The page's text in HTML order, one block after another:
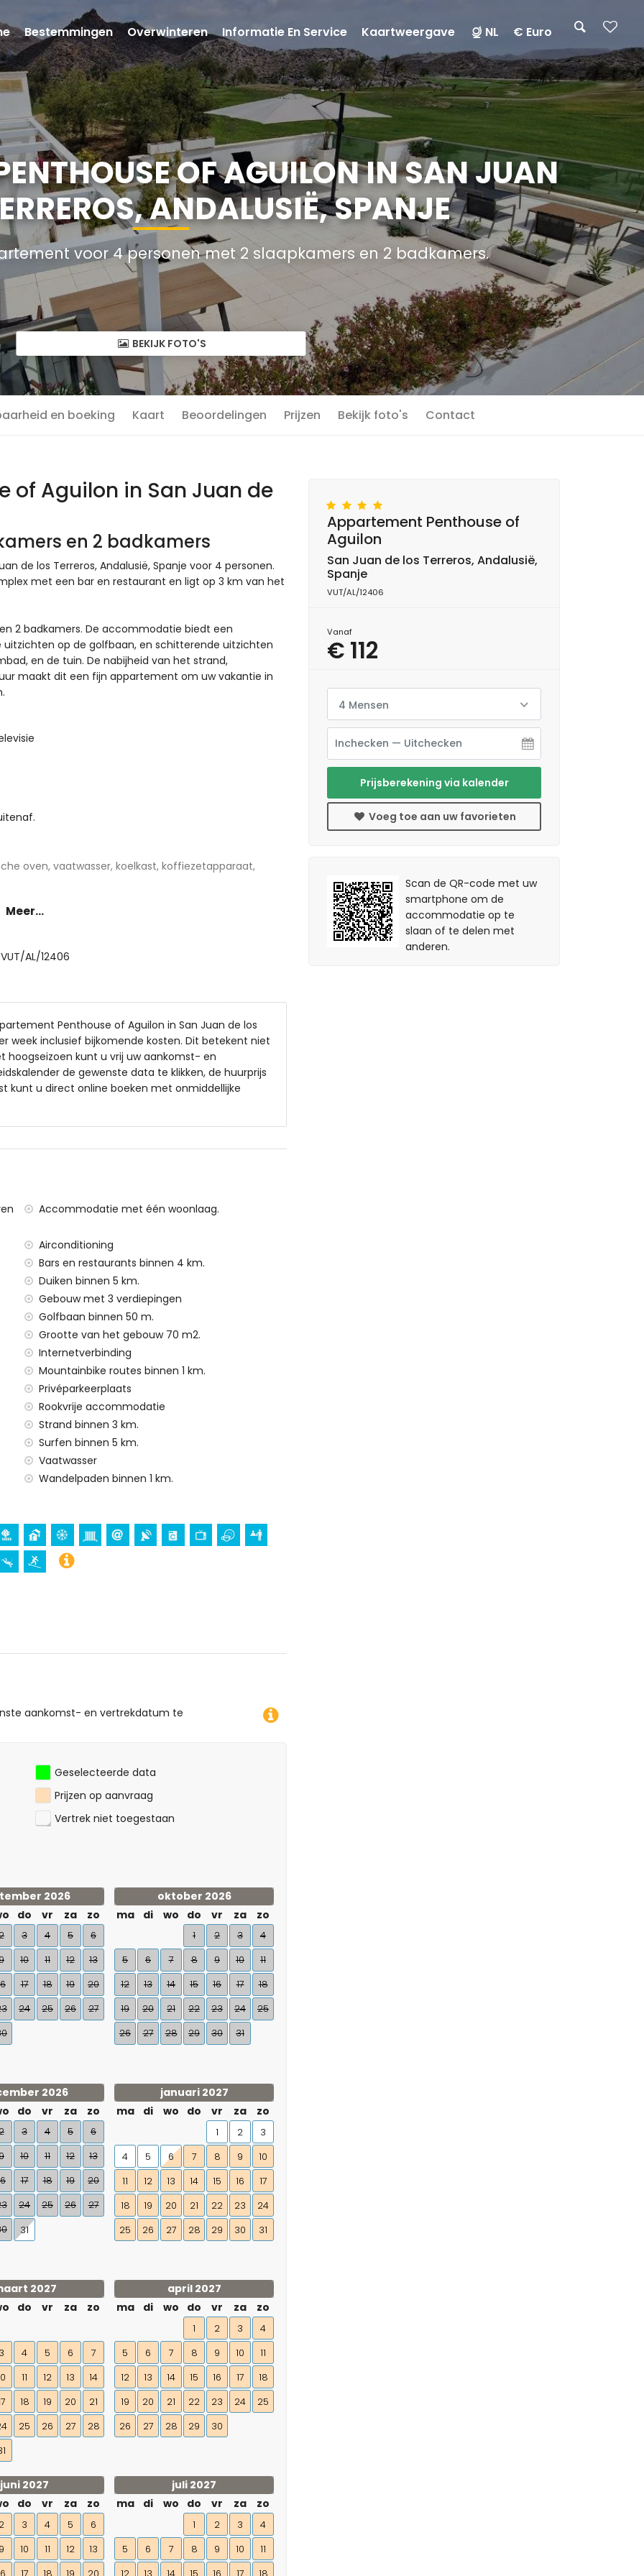
OF AGUILON IN SAN JUAN
ANDALUSIË, SPANJE
voor 4 personen met 2 slaapkamers en 2 badkamers.
BEKIJK FOTO'S
en boeking Kaart Beoordelingen Prijzen Bekijk foto's Contact
of Aguilon in San Juan de
en 2 badkamers
de los Terreros, Andalusië, Spanje voor 4 personen.
met een bar en restaurant en ligt op 3 km van het
2 badkamers. De accommodatie biedt een
op de golfbaan, en schitterende uitzichten
en de tuin. De nabijheid van het strand,
maakt dit een fijn appartement om uw vakantie in
oven, vaatwasser, koelkast, koffiezetapparaat,
(met een afmeting van 200 bij 80 cm)
bidet, toilet, en haardroger
parkeerplaats
3 kilometer van het appartement)
van het appartement)
(binnen 100 kilometer van het appartement)
(> 100 kilometer)
heeft een lift.
met kinderen.
van het appartement
in San Juan de los Terreros, Andalusië
(binnen 5 kilometer van het huis)
van het huis)
de los Terreros, Andalusië
van de accommodatie)
10 kilometer van de accommodatie)
(Águilas) (binnen 25 kilometer van de
Meer...
AL/12406
Penthouse of Aguilon in San Juan de los
week inclusief bijkomende kosten. Dit betekent niet
hoogseizoen kunt u vrij uw aankomst- en
de gewenste data te klikken, de huurprijs
kunt u direct online boeken met onmiddellijke
Accommodatie met één woonlaag.
Airconditioning
Bars en restaurants binnen 4 km.
Duiken binnen 5 km.
Gebouw met 3 verdiepingen
Golfbaan binnen 50 m.
Grootte van het gebouw 70 m2.
Internetverbinding
Mountainbike routes binnen 1 km.
Privéparkeerplaats
Rookvrije accommodatie
Strand binnen 3 km.
Surfen binnen 5 km.
Vaatwasser
Wandelpaden binnen 1 km.
aankomst- en vertrekdatum te
Geselecteerde data
Prijzen op aanvraag
Vertrek niet toegestaan
2026
do vr za zo
3 4 5
6
10 11 12
13
17 18 19
20
24 25 26
27
oktober 2026
ma
di wo do vr za zo
1 2 3
4
5
6 7 8 9 10
11
12
13 14 15 16 17
18
19
20 21 22 23 24
25
26
27 28 29 30 31
2026
do vr za zo
3 4 5
6
10 11 12
13
17 18 19
20
24 25 26
27
31
januari 2027
ma
di wo do vr za zo
1 2
3
4
5 6 7 8 9
10
11
12 13 14 15 16
17
18
19 20 21 22 23
24
25
26 27 28 29 30 31
2027
do vr za zo
3 4 5 6
7
11 12 13
14
18 19 20
21
25 26 27
28
april 2027
ma
di wo do vr za zo
1 2 3
4
5
6 7 8 9 10
11
12
13 14 15 16 17
18
19
20 21 22 23 24
25
26
27 28 29 30
juni 2027
do vr za zo
2 3 4 5
6
9 10 11 12
13
17 18 19 20
juli 2027
ma
di wo do vr za zo
1 2 3
4
5
6 7 8 9 10
11
12
13 14 15 16 17 18
Appartement Penthouse of
Aguilon
San Juan de los Terreros, Andalusië,
Spanje
VUT/AL/12406
Vanaf
€ 112
4 Mensen
Prijsberekening via kalender
Voeg toe aan uw favorieten
Scan de QR-code met uw
smartphone om de
accommodatie op te
slaan of te delen met
anderen.
Bestemmingen Overwinteren Informatie En Service Kaartweergave NL € Euro